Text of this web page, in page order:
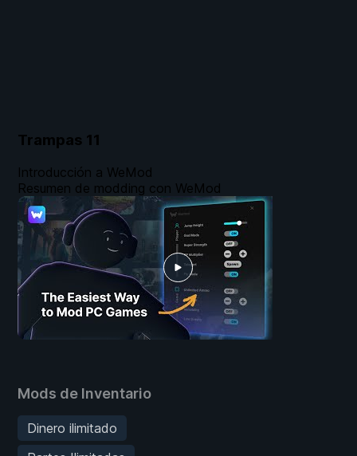
Trampas 11
Mods de Inventario
Dinero ilimitado
Introducción a WeMod
Resumen de modding con WeMod